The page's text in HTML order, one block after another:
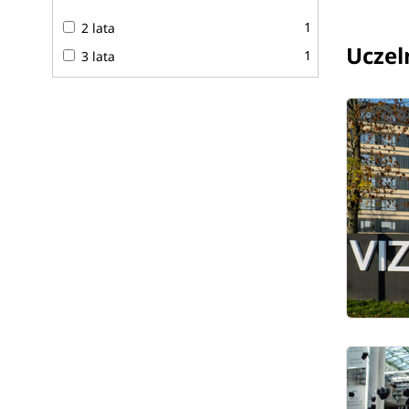
Program studiów
Program kształcenia na kierunku Filologia umożliwia
zjawisk językowych i kulturowych. Rozwijają
Filologia w Warszawie to 3-letnie studia pierwszego
Studia można podjąć w formie stacjonarnej lub
2 lata
1
3 lata
1